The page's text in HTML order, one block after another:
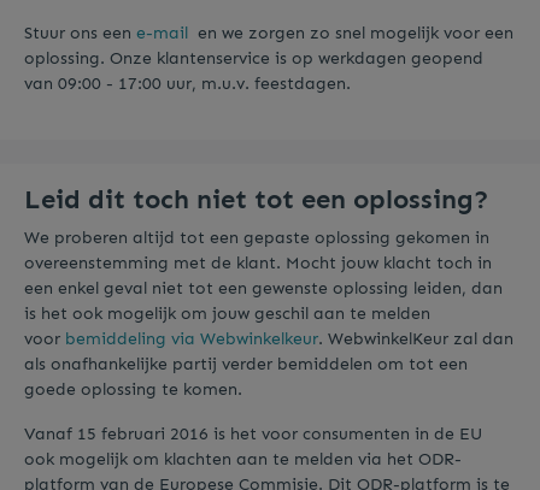
Stuur ons een e-mail en we zorgen zo snel mogelijk voor een
oplossing. Onze klantenservice is op werkdagen geopend
van 09:00 - 17:00 uur, m.u.v. feestdagen.
Leid dit toch niet tot een oplossing?
We proberen altijd tot een gepaste oplossing gekomen in
overeenstemming met de klant. Mocht jouw klacht toch in
een enkel geval niet tot een gewenste oplossing leiden, dan
is het ook mogelijk om jouw geschil aan te melden
voor bemiddeling via Webwinkelkeur. WebwinkelKeur zal dan
als onafhankelijke partij verder bemiddelen om tot een
goede oplossing te komen.
Vanaf 15 februari 2016 is het voor consumenten in de EU
ook mogelijk om klachten aan te melden via het ODR-
platform van de Europese Commisie. Dit ODR-platform is te